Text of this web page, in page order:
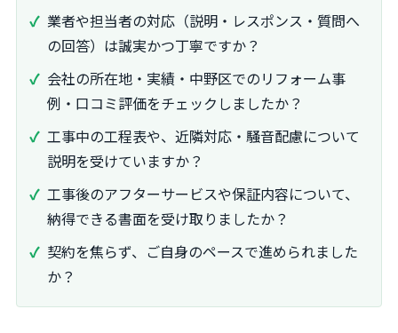
業者や担当者の対応（説明・レスポンス・質問へ
の回答）は誠実かつ丁寧ですか？
会社の所在地・実績・中野区でのリフォーム事
例・口コミ評価をチェックしましたか？
工事中の工程表や、近隣対応・騒音配慮について
説明を受けていますか？
工事後のアフターサービスや保証内容について、
納得できる書面を受け取りましたか？
契約を焦らず、ご自身のペースで進められました
か？